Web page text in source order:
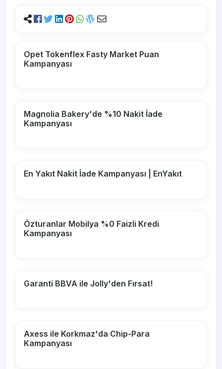
Opet Tokenflex Fasty Market Puan
Kampanyası
Magnolia Bakery'de %10 Nakit İade
Kampanyası
En Yakıt Nakit İade Kampanyası | EnYakıt
Özturanlar Mobilya %0 Faizli Kredi
Kampanyası
Garanti BBVA ile Jolly'den Fırsat!
Axess ile Korkmaz'da Chip-Para
Kampanyası